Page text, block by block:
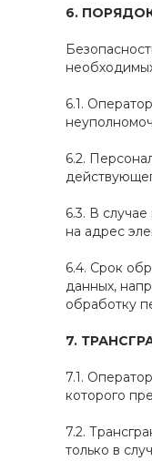
6.
6.1.
6.2.
6.3. В
на адрес
6.4. Срок
данных,
обработку
7.
7.1.
которого
7.2.
только в